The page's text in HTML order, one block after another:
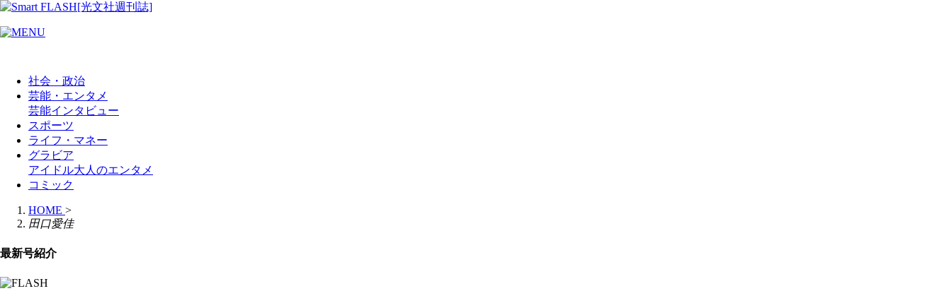
社会・政治
芸能・エンタメ
芸能インタビュー
スポーツ
ライフ・マネー
グラビア
アイドル大人のエンタメ
コミック
HOME >
田口愛佳
最新号紹介